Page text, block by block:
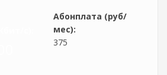
Абонплата (руб/
мес):
375